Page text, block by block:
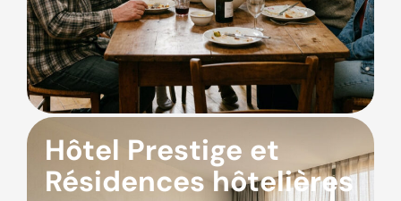
Hôtel Prestige et
Résidences hôtelières